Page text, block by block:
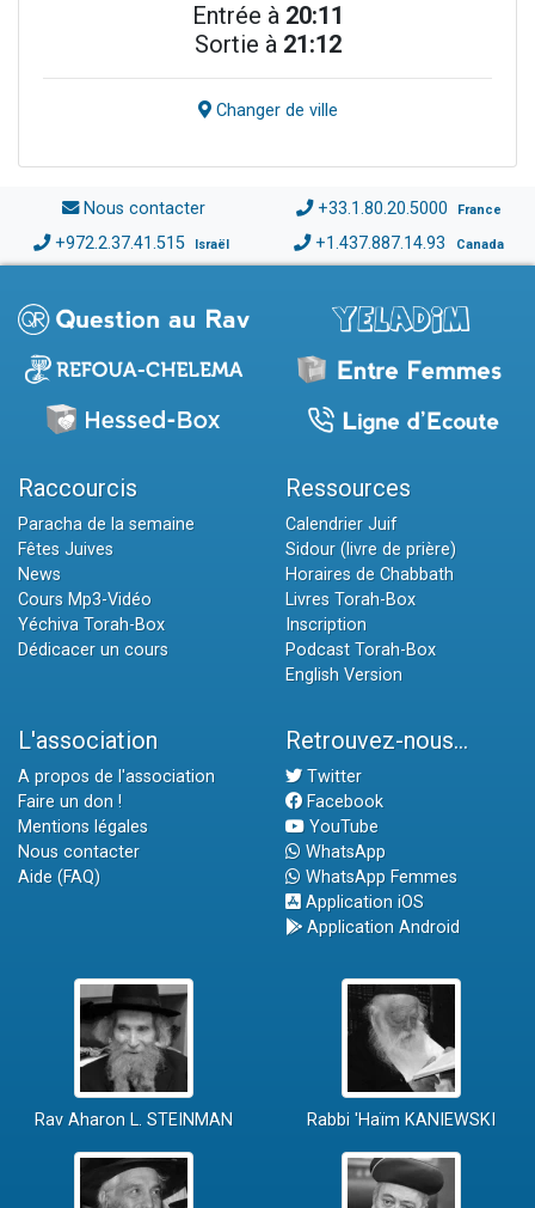
Entrée à 20:11
Sortie à 21:12
Changer de ville
Nous contacter +33.1.80.20.5000 France
+972.2.37.41.515 Israël +1.437.887.14.93 Canada
Raccourcis
Paracha de la semaine
Fêtes Juives
News
Cours Mp3-Vidéo
Yéchiva Torah-Box
Dédicacer un cours
Ressources
Calendrier Juif
Sidour (livre de prière)
Horaires de Chabbath
Livres Torah-Box
Inscription
Podcast Torah-Box
English Version
L'association
A propos de l'association
Faire un don !
Mentions légales
Nous contacter
Aide (FAQ)
Retrouvez-nous...
Twitter
Facebook
YouTube
WhatsApp
WhatsApp Femmes
Application iOS
Application Android
Rav Aharon L. STEINMAN Rabbi 'Haïm KANIEWSKI